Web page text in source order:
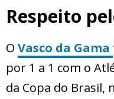
Respeito
O Vasco da Gama
por 1 a 1 com o
da Copa do Brasil,